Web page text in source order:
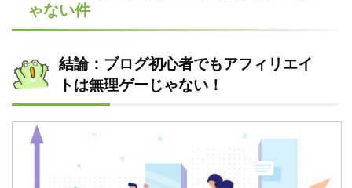
ゃない件
結論：ブログ初心者でもアフィリエイ
トは無理ゲーじゃない！